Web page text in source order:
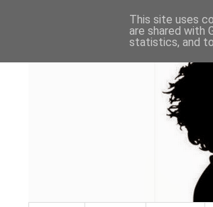
This site uses
are shared with
statistics, and